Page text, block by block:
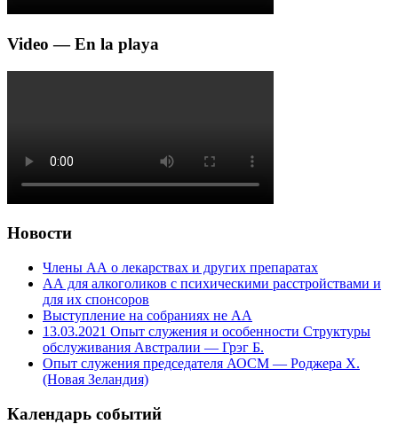
Video — En la playa
Новости
Члены АА о лекарствах и других препаратах
АА для алкоголиков с психическими расстройствами и
для их спонсоров
Выступление на собраниях не АА
13.03.2021 Опыт служения и особенности Структуры
обслуживания Австралии — Грэг Б.
Опыт служения председателя АОСМ — Роджера Х.
(Новая Зеландия)
Календарь событий